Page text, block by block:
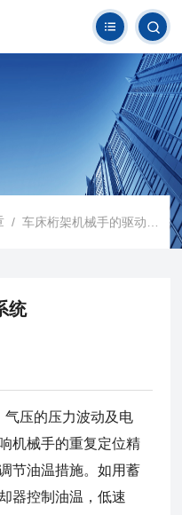
/ 车床桁架机械手的驱动系统
统
气压的压力波动及电
机械手的重复定位精
节油温措施。如用蓄
器控制油温，低速